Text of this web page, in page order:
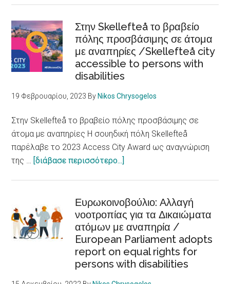
και
διακρίσεις
βλάπτουν
την
υγεία
/
xenophobia
and
discrimination
are
health
Στην Skellefteå το βραβείο
πόλης προσβάσιμης σε άτομα
με αναπηρίες /Skellefteå city
accessible to persons with
disabilities
19 Φεβρουαρίου, 2023 By Nikos Chrysogelos
Στην Skellefteå το βραβείο πόλης προσβάσιμης σε
άτομα με αναπηρίες Η σουηδική πόλη Skellefteå
παρέλαβε το 2023 Access City Award ως αναγνώριση
της … [διάβασε περισσότερο...]
το
βραβείο
πόλης
προσβάσιμης
σε
άτομα
με
Ευρωκοινοβούλιο: Αλλαγή
νοοτροπίας για τα Δικαιώματα
ατόμων με αναπηρία /
European Parliament adopts
report on equal rights for
persons with disabilities